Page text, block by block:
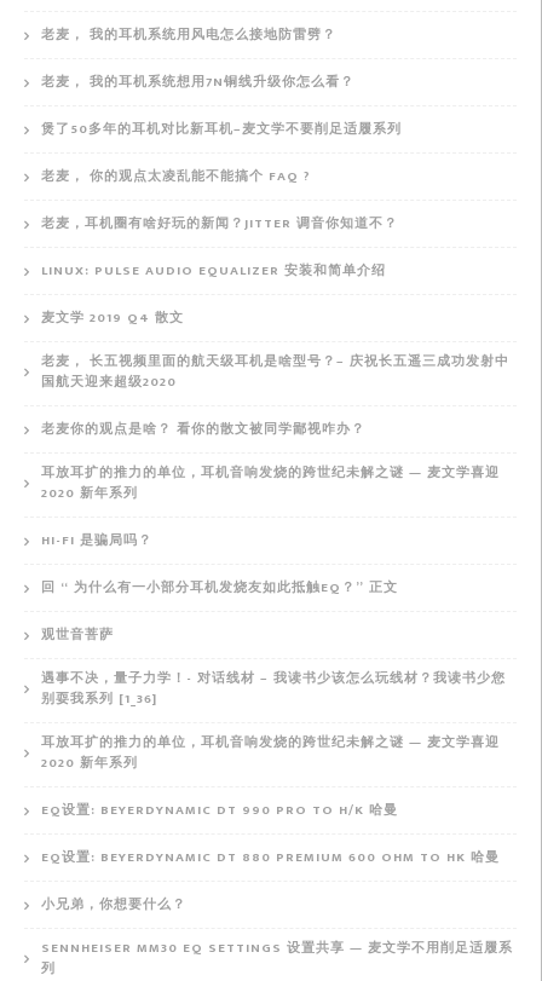
老麦， 我的耳机系统用风电怎么接地防雷劈？
老麦， 我的耳机系统想用7N铜线升级你怎么看？
煲了50多年的耳机对比新耳机–麦文学不要削足适履系列
老麦， 你的观点太凌乱能不能搞个 FAQ ?
老麦，耳机圈有啥好玩的新闻？JITTER 调音你知道不？
LINUX: PULSE AUDIO EQUALIZER 安装和简单介绍
麦文学 2019 Q4 散文
老麦， 长五视频里面的航天级耳机是啥型号？– 庆祝长五遥三成功发射中
国航天迎来超级2020
老麦你的观点是啥？ 看你的散文被同学鄙视咋办？
耳放耳扩的推力的单位，耳机音响发烧的跨世纪未解之谜 — 麦文学喜迎
2020 新年系列
HI-FI 是骗局吗？
回 “ 为什么有一小部分耳机发烧友如此抵触EQ？” 正文
观世音菩萨
遇事不决，量子力学！- 对话线材 – 我读书少该怎么玩线材？我读书少您
别耍我系列 [1_36]
耳放耳扩的推力的单位，耳机音响发烧的跨世纪未解之谜 — 麦文学喜迎
2020 新年系列
EQ设置: BEYERDYNAMIC DT 990 PRO TO H/K 哈曼
EQ设置: BEYERDYNAMIC DT 880 PREMIUM 600 OHM TO HK 哈曼
小兄弟，你想要什么？
SENNHEISER MM30 EQ SETTINGS 设置共享 — 麦文学不用削足适履系
列